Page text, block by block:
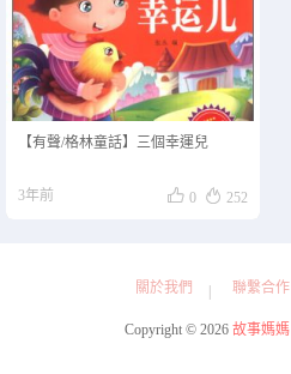
【有聲/格林童話】三個幸運兒
3年前  0  252
關於我們 聯繫合作
Copyright © 2026 故事媽媽